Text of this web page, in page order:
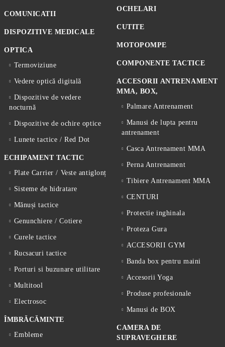
COMUNICATII
DISPOZITIVE MEDICALE
OPTICA
Termoviziune
Vedere optică digitală
Dispozitive de vedere
nocturnă
Dispozitive de ochire optice
Lunete tactice / Red Dot
ECHIPAMENT TACTIC
Plate Carrier / Veste antiglonț
Sisteme de hidratare
Mănuși tactice
Genunchiere / Cotiere
Curele tactice
Rucsacuri tactice
Porturi si buzunare utilitare
Multitool
Electrosoc
ÎMBRĂCĂMINTE
Embleme
OCHELARI
CUTITE
MOTOPOMPE
COMPONENTE TACTICE
ACCESORII ANTRENAMENT
MMA, BOX,
Palmare Antrenament
Manusi de lupta pentru
antrenament
Casca Antrenament MMA
Perna Antrenament
Tibiere Antrenament MMA
CENTURI
Protectie inghinala
Proteza Gura
ACCESORII GYM
Banda box pentru maini
Accesorii Yoga
Produse profesionale
Manusi de BOX
CAMERA DE
SUPRAVEGHERE